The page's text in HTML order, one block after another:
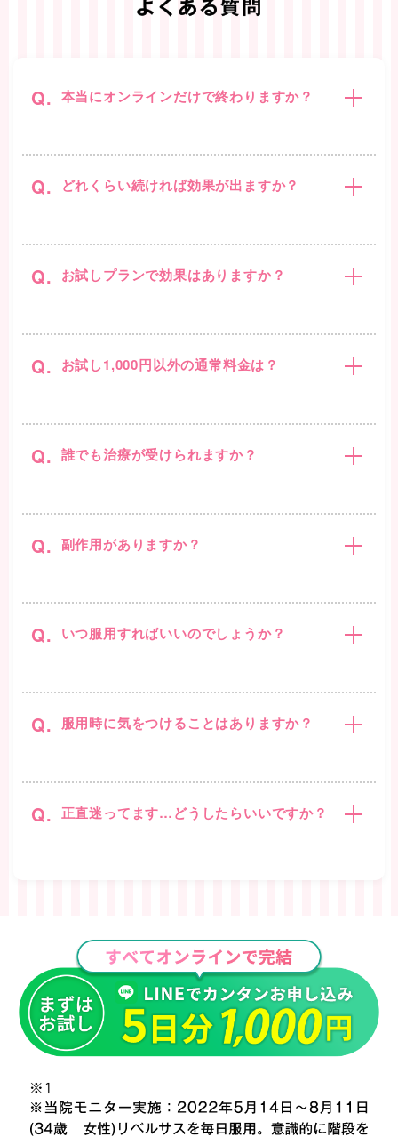
Q. 本当にオンラインだけで終わりますか？
Q. どれくらい続ければ効果が出ますか？
Q. お試しプランで効果はありますか？
Q. お試し1,000円以外の通常料金は？
Q. 誰でも治療が受けられますか？
Q. 副作用がありますか？
Q. いつ服用すればいいのでしょうか？
Q. 服用時に気をつけることはありますか？
Q. 正直迷ってます…どうしたらいいですか？